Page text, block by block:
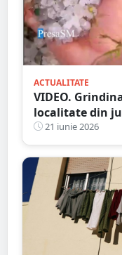
ACTUALITATE
VIDEO.
localitate din
pe carosabil
21 iunie 2026